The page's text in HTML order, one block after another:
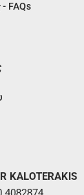
FAQs
KALOTERAKIS